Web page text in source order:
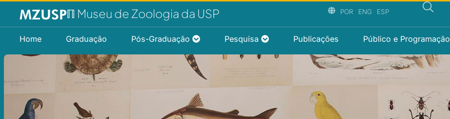
ℿ Museu de Zoologia da USP POR ENG ESP
Home Graduação Pós-Graduação Pesquisa Publicações Público e Programação